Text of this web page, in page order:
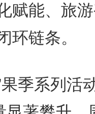
赋能、旅
环链条。
季系列活